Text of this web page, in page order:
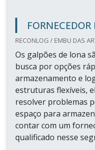
RECONLOG / EMBU DAS
Os galpões de lona
busca por opções
armazenamento e
estruturas flexíveis,
resolver problemas
espaço para
contar com um
qualificado nesse